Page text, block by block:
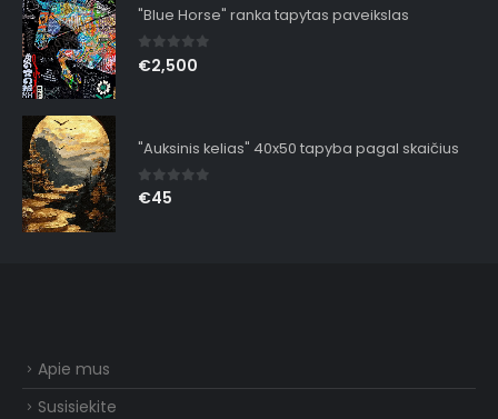
"Blue Horse" ranka tapytas paveikslas
0out of 5
€2,500
"Auksinis kelias" 40x50 tapyba pagal skaičius
0out of 5
€45
Apie mus
Susisiekite